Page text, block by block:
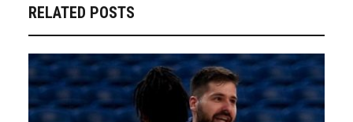
RELATED POSTS